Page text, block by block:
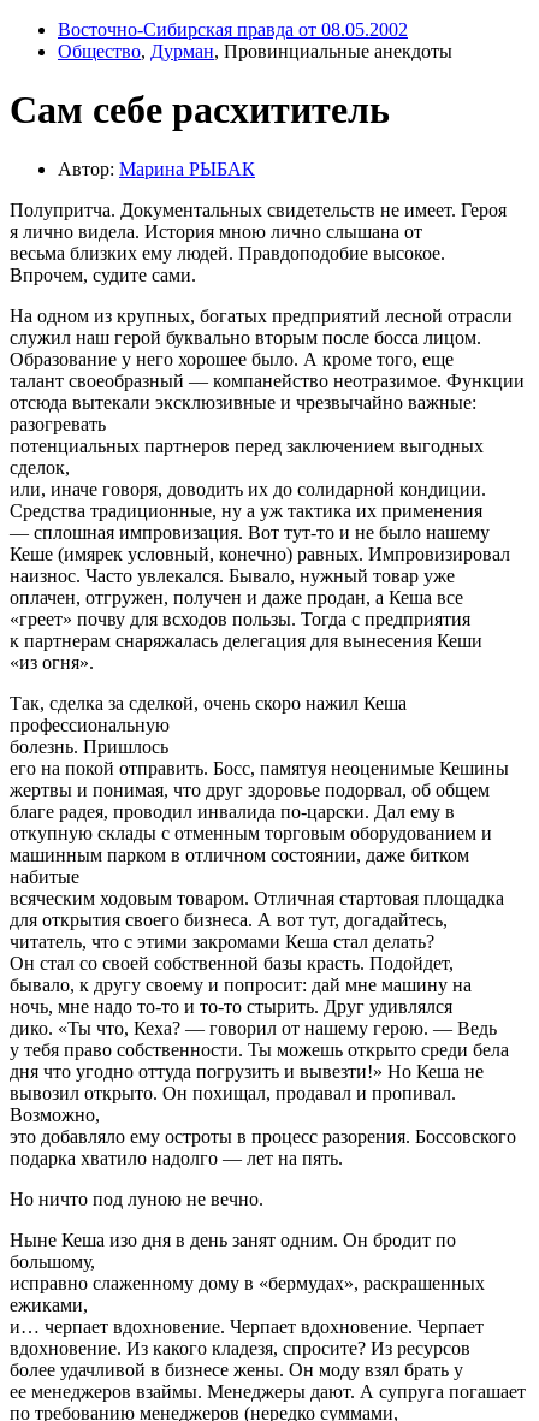
Восточно-Сибирская правда от 08.05.2002
Общество, Дурман, Провинциальные анекдоты
Сам себе расхититель
Автор: Марина РЫБАК
Полупритча. Документальных свидетельств не имеет. Героя
я лично видела. История мною лично слышана от
весьма близких ему людей. Правдоподобие высокое.
Впрочем, судите сами.
На одном из крупных, богатых предприятий лесной отрасли
служил наш герой буквально вторым после босса лицом.
Образование у него хорошее было. А кроме того, еще
талант своеобразный — компанейство неотразимое. Функции
отсюда вытекали эксклюзивные и чрезвычайно важные:
разогревать
потенциальных партнеров перед заключением выгодных
сделок,
или, иначе говоря, доводить их до солидарной кондиции.
Средства традиционные, ну а уж тактика их применения
— сплошная импровизация. Вот тут-то и не было нашему
Кеше (имярек условный, конечно) равных. Импровизировал
наизнос. Часто увлекался. Бывало, нужный товар уже
оплачен, отгружен, получен и даже продан, а Кеша все
«греет» почву для всходов пользы. Тогда с предприятия
к партнерам снаряжалась делегация для вынесения Кеши
«из огня».
Так, сделка за сделкой, очень скоро нажил Кеша
профессиональную
болезнь. Пришлось
его на покой отправить. Босс, памятуя неоценимые Кешины
жертвы и понимая, что друг здоровье подорвал, об общем
благе радея, проводил инвалида по-царски. Дал ему в
откупную склады с отменным торговым оборудованием и
машинным парком в отличном состоянии, даже битком
набитые
всяческим ходовым товаром. Отличная стартовая площадка
для открытия своего бизнеса. А вот тут, догадайтесь,
читатель, что с этими закромами Кеша стал делать?
Он стал со своей собственной базы красть. Подойдет,
бывало, к другу своему и попросит: дай мне машину на
ночь, мне надо то-то и то-то стырить. Друг удивлялся
дико. «Ты что, Кеха? — говорил от нашему герою. — Ведь
у тебя право собственности. Ты можешь открыто среди бела
дня что угодно оттуда погрузить и вывезти!» Но Кеша не
вывозил открыто. Он похищал, продавал и пропивал.
Возможно,
это добавляло ему остроты в процесс разорения. Боссовского
подарка хватило надолго — лет на пять.
Но ничто под луною не вечно.
Ныне Кеша изо дня в день занят одним. Он бродит по
большому,
исправно слаженному дому в «бермудах», раскрашенных
ежиками,
и… черпает вдохновение. Черпает вдохновение. Черпает
вдохновение. Из какого кладезя, спросите? Из ресурсов
более удачливой в бизнесе жены. Он моду взял брать у
ее менеджеров взаймы. Менеджеры дают. А супруга погашает
по требованию менеджеров (нередко суммами,